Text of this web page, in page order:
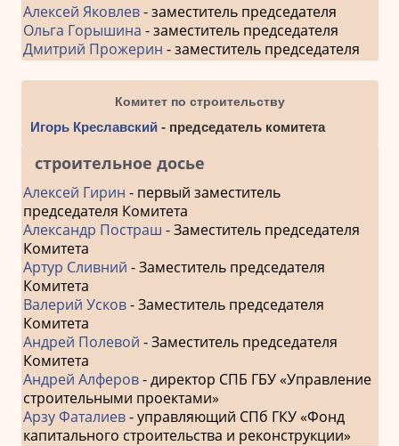
Алексей Яковлев- заместитель председателя
Ольга Горышина - заместитель председателя
Дмитрий Прожерин - заместитель председателя
Комитет по строительству
Игорь Креславский - председатель комитета
строительное досье
Алексей Гирин - первый заместитель
председателя Комитета
Александр Постраш - Заместитель председателя
Комитета
Артур Сливний - Заместитель председателя
Комитета
Валерий Усков- Заместитель председателя
Комитета
Андрей Полевой - Заместитель председателя
Комитета
Андрей Алферов- директор СПБ ГБУ «Управление
строительными проектами»
Арзу Фаталиев- управляющий СПб ГКУ «Фонд
капитального строительства и реконструкции»